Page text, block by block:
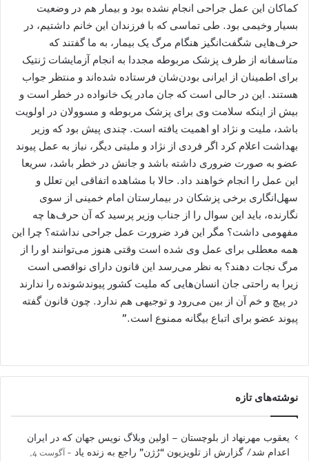
کماکان این عمل جراحی انجام نشده بود و بیمار هم در وضعیت
بسیار وخیمی بود. طی تماسی که با فرزندان این خانم داشتیم، در
حرف‌هایی شگفت‌انگیز هنگام مرگ یک بیمار، به ما گفتند که
متاسفانه از طرف پزشک مربوطه مجددا به انجام آزمایشات ژنتیک
برای اطمینان از ایرانی بودن‌شان فرستاده شده‌اند و منتظر جواب
هستند. این در حالی است که جان مادر یک خانواده در خطر است و
بیش از اینکه سلامت وی برای پزشک مربوطه و مسوولان در اولویت
باشد، ملیت و نژاد او اهمیت یافته است. چندی پیش بود که وزیر
بهداشت اعلام کرد اگر فردی از نژاد و ملیتی دیگر، نیاز به عمل پیوند
عضو به صورت ضروری داشته باشد و جانش در خطر باشد، سریعا
این عمل را انجام خواهند داد. حالا با مشاهده اتفاقی این تعلل و
سهل‌انگاری برخی پزشکان در بیمارستان امام خمینی از سوی
نگارنده، باید این سوال را از جناب وزیر پرسید که آن حرف‌ها چه
مفهومی داشت؟ مگر این فرد ضرورت عمل جراحی نداشته؟ چرا این
همه معطلی برای عمل وی شده است وقتی هنوز می‌توانند او را از
مرگ نجات دهند؟ به نظر می‌رسد این قانون دارای نواقصی است
زیرا به راحتی جان انسان‌هایی که ملیت کشور پیوندشونده را ندارند
در پیچ و خم آن از بین می‌رود و توجیهی هم ندارد. چون قانون گفته
پیوند عضو برای اتباع بیگانه ممنوع است.”
نوشته‌های تازه
یعقوب مهرنهاد از بلوچستان – اولین وبلاگ نویس جهان که در ایران
اعدام شد/ گزارش از تلویزیون “رُژن” راجع به زنده یاد
آگوست 4,